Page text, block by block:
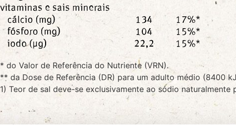
* do Valor de Referência do Nutriente (VRN).
** da Dose de Referência (DR) para um adulto médio (8400
1) Teor de sal deve-se exclusivamente ao sódio naturalmente